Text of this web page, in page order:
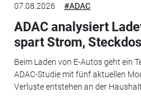
07.08.2026 #ADAC
ADAC analysiert
spart Strom,
Beim Laden von E-Autos geht ein
ADAC-Studie mit fünf aktuellen
Verluste entstehen an der